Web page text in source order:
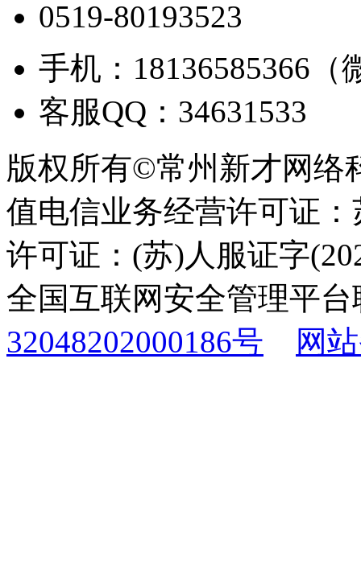
0519-80193523
手机：18136585366（
客服QQ：34631533
版权所有©常州新才网络
值电信业务经营许可证
许可证：(苏)人服证字
全国互联网安全管理平
32048202000186号
网